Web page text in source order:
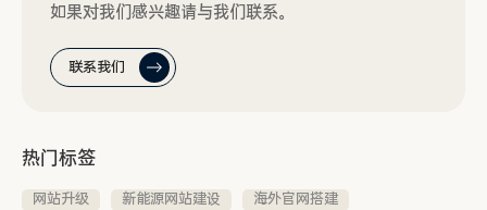
如果对我们感兴趣请与我们联系。
联系我们
热门标签
网站升级 新能源网站建设
海外官网搭建